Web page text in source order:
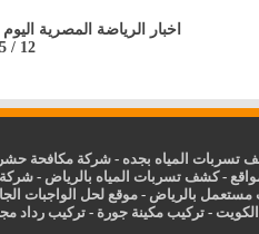
اخبار الرياضة المصرية
12 / 5 / 2023
تسربات المياه بجده -شركة مكافحة
-كشف تسربات المياه بالرياض -
مستعمل بالرياض - موقع لحل الواجبات
-تركيب مكينة جورة -تركيب رداد